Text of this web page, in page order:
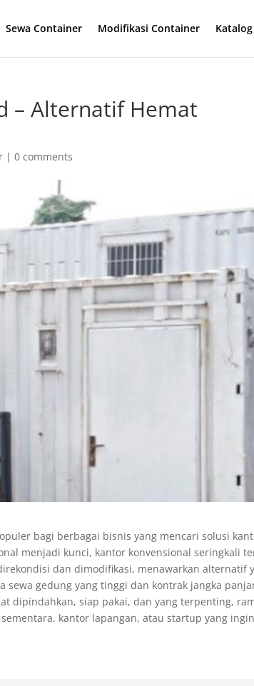
Sewa Container Modifikasi Container
– Alternatif Hemat
|0 comments
bagi berbagai bisnis yang mencari solusi
menjadi kunci, kantor konvensional seringkali
dan dimodifikasi, menawarkan alternatif
gedung yang tinggi dan kontrak jangka
dipindahkan, siap pakai, dan yang terpenting,
kantor lapangan, atau startup yang ingin